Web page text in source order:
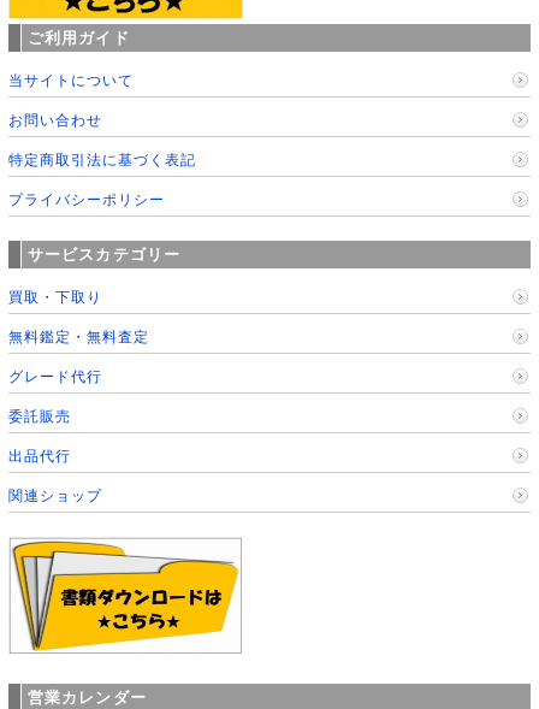
ご利用ガイド
当サイトについて
お問い合わせ
特定商取引法に基づく表記
プライバシーポリシー
サービスカテゴリー
買取・下取り
無料鑑定・無料査定
グレード代行
委託販売
出品代行
関連ショップ
営業カレンダー